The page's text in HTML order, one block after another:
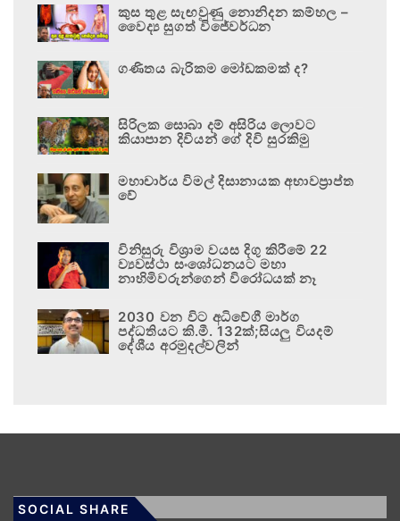
කුස තුළ සැඟවුණු නොනිදන කම්හල –
වෛද්‍ය සුගත් විජේවර්ධන
ගණිතය බැරිකම මෝඩකමක් ද?
සිරිලක සොබා දම් අසිරිය ලොවට
කියාපාන දිවියන් ගේ දිවි සුරකිමු
මහාචාර්ය විමල් දිසානායක අභාවප්‍රාප්ත
වේ
විනිසුරු විශ්‍රාම වයස දිගු කිරීමේ 22
ව්‍යවස්ථා සංශෝධනයට මහා
නාහිමිවරුන්ගෙන් විරෝධයක් නෑ
2030 වන විට අධිවේගී මාර්ග
පද්ධතියට කි.මී. 132ක්;සියලු වියදම්
දේශීය අරමුදල්වලින්
SOCIAL SHARE